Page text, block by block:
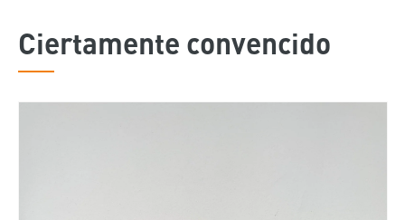
Ciertamente convencido